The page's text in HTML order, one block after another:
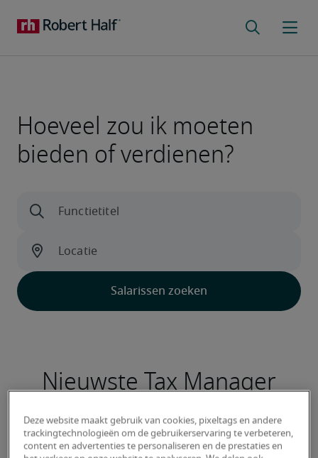
Hoeveel zou ik moeten
bieden of verdienen?
Nieuwste Tax Manager
Public vacatures
Deze website maakt gebruik van cookies, pixeltags en andere
trackingtechnologieën om de gebruikerservaring te verbeteren,
content en advertenties te personaliseren en de prestaties en